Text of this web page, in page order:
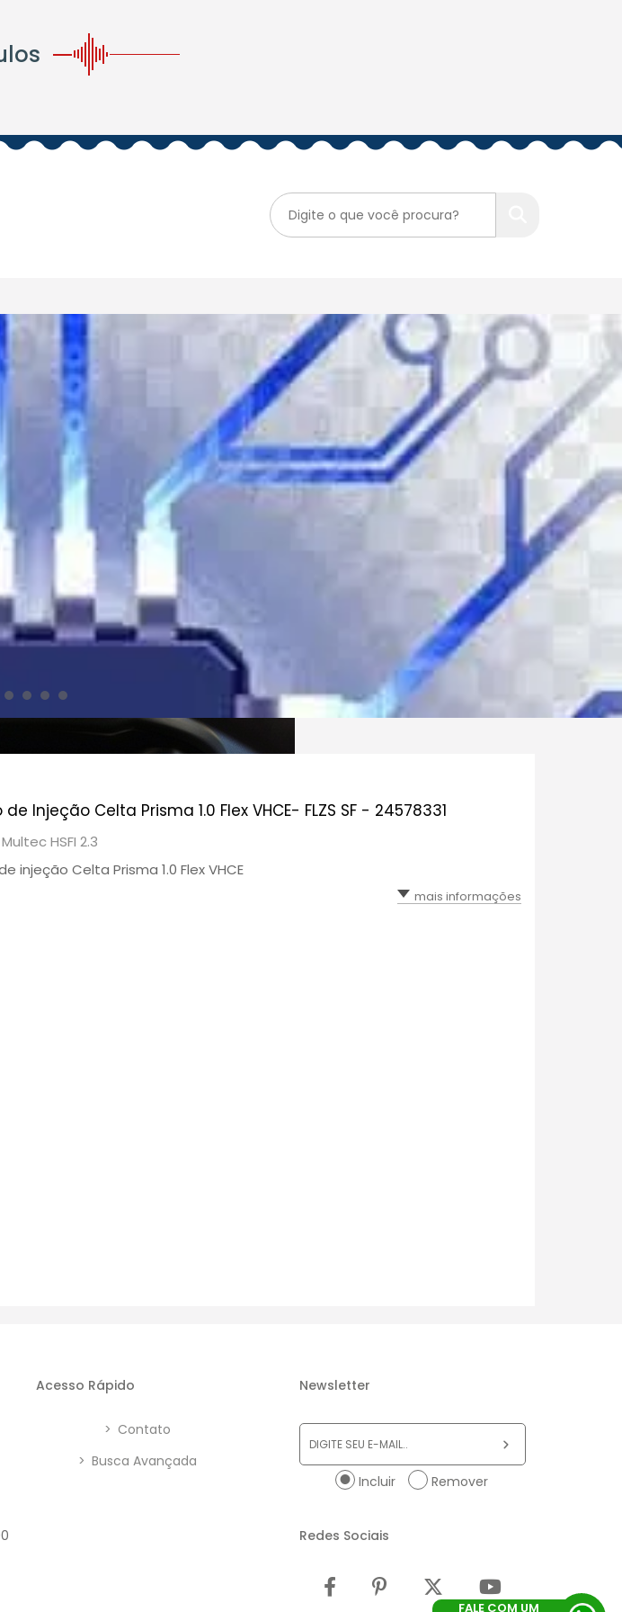
Injeção Celta Prisma 1.0 Flex VHCE- FLZS SF - 24578331
Multec HSFI 2.3
injeção Celta Prisma 1.0 Flex VHCE
mais informações
Acesso Rápido
> Contato
> Busca Avançada
Newsletter
Incluir Remover
Redes Sociais
FALE COM UM